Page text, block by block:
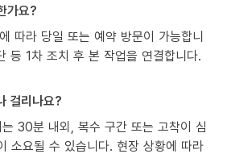
가요?
따라 당일 또는 예약 방문이 가능합니
등 1차 조치 후 본 작업을 연결합니다.
걸리나요?
30분 내외, 복수 구간 또는 고착이 심
소요될 수 있습니다. 현장 상황에 따라